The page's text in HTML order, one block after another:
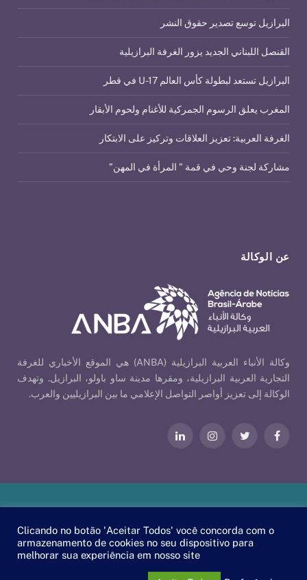
عن الوكالة
وكالة الأنباء العربية البرازيلية (ANBA) هي الموقع الأخباري للغرفة
التجارية العربية البرازيلية، ومقرها مدينة ساو باولو، البرازيل. وتهدف
الوكالة إلى تعزيز أواصر التواصل الإعلامي ما بين البرازيليين والعرب.
فيسبوكتويتر الانستغراملينكدإن
البرازيل توسع تصدير حقوق النشر
القنصل اللبناني الجديد يزور الغرفة البرازيلية
البرازيل تستعد لبطولة كأس العالم U-17 في قطر
المغرب يعلق الرسوم الجمركية للأغنام ولحوم الأبقار
الغرفة العربية: تعزيز العلاقات وتركيز على الابتكار
مشاركة لجنة وحي في قمة ” المرأة في المهن”
EscaEsco
.
Clicando no botão 'Aceitar Todos' você concorda com o
armazenamento de cookies no seu dispositivo para
melhorar sua experiência em nosso site